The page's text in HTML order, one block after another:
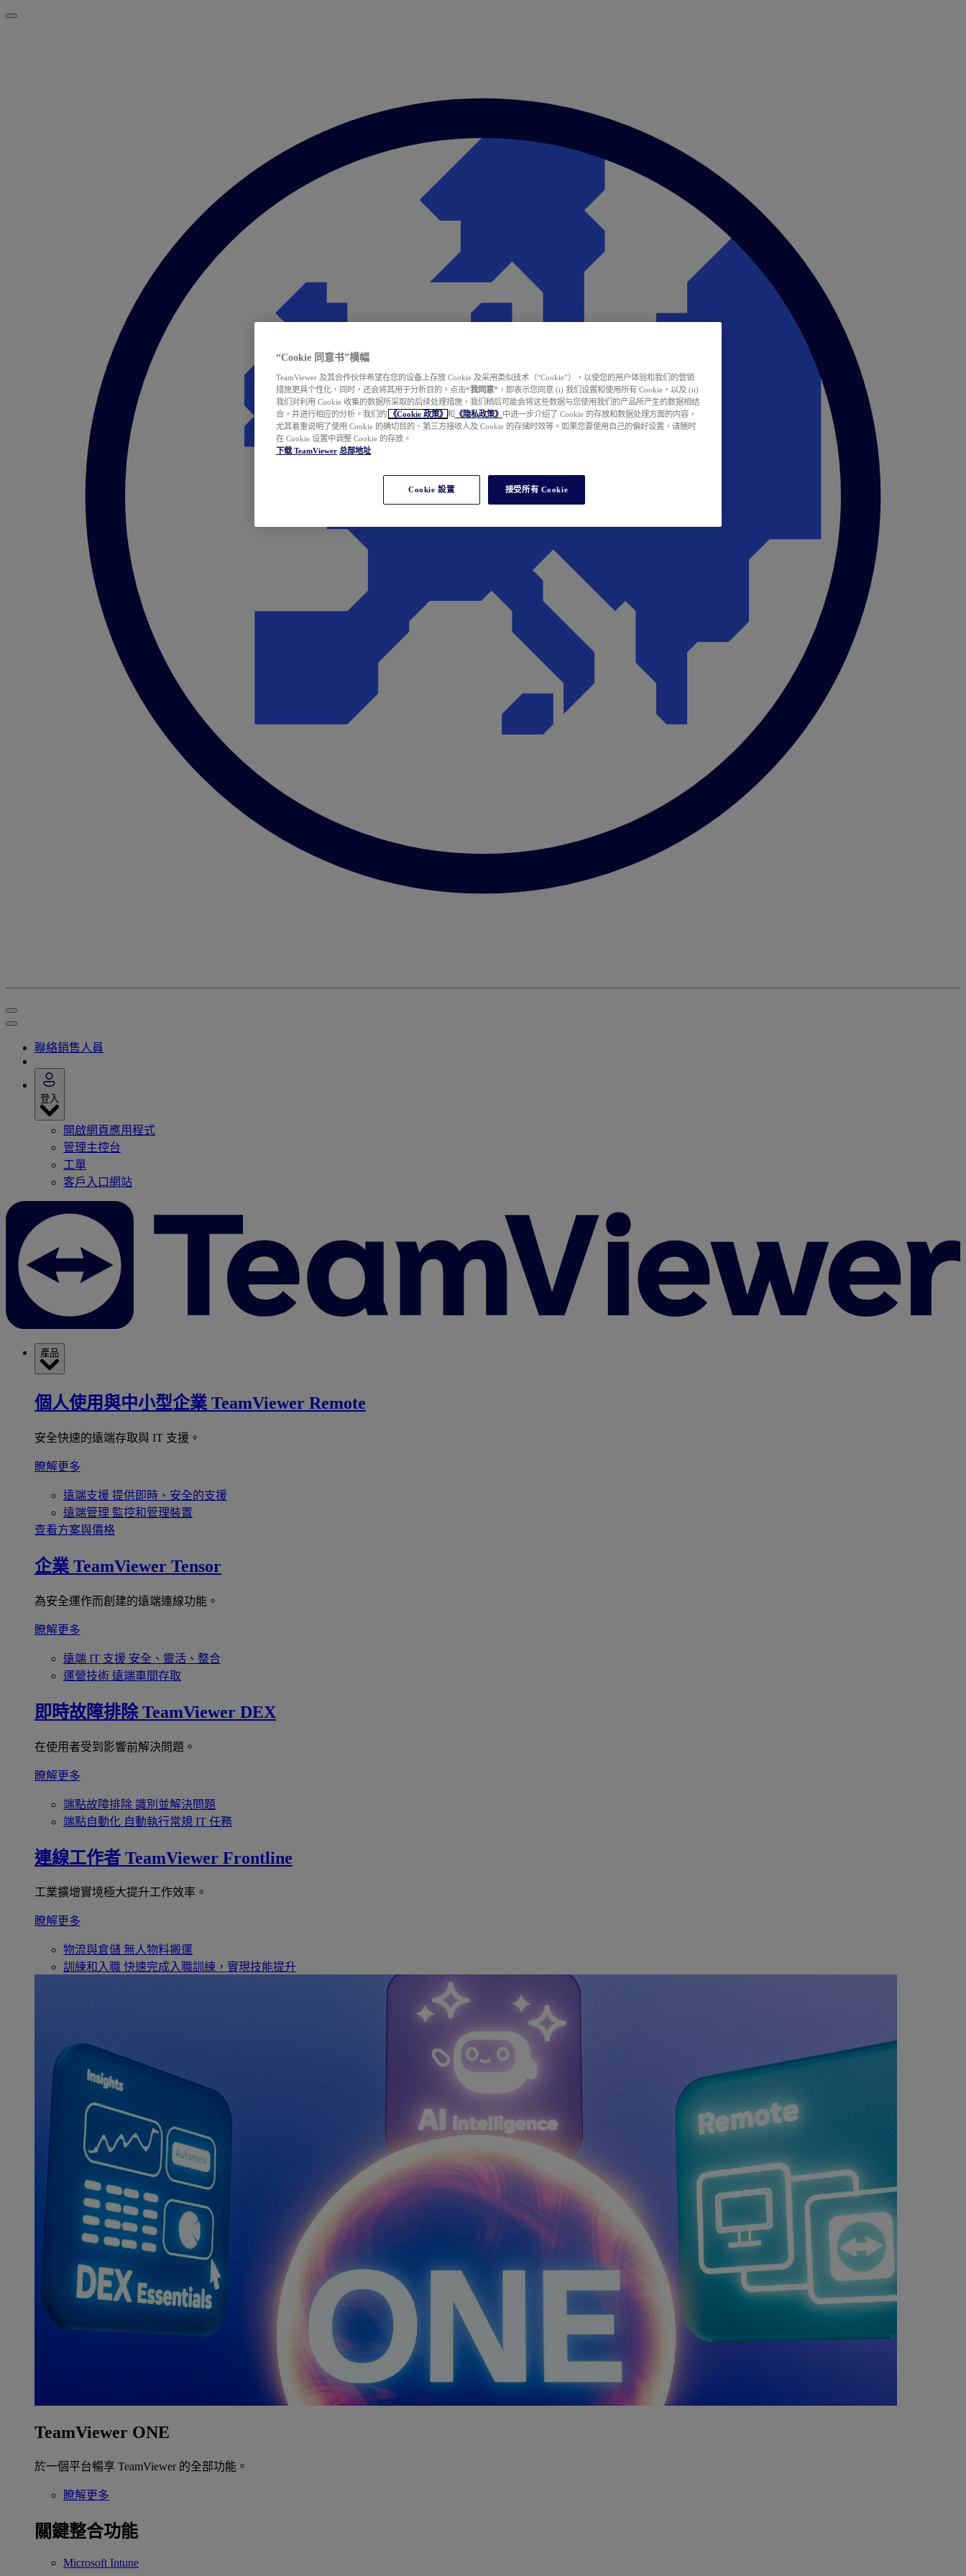
聯絡銷售人員
登入
開啟網頁應用程式
管理主控台
工單
客戶入口網站
產品
個人使用與中小型企業 TeamViewer Remote
安全快速的遠端存取與 IT 支援。
瞭解更多
遠端支援 提供即時、安全的支援
遠端管理 監控和管理裝置
查看方案與價格
企業 TeamViewer Tensor
為安全運作而創建的遠端連線功能。
瞭解更多
遠端 IT 支援 安全、靈活、整合
運營技術 遠端車間存取
即時故障排除 TeamViewer DEX
在使用者受到影響前解決問題。
瞭解更多
端點故障排除 識別並解決問題
端點自動化 自動執行常規 IT 任務
連線工作者 TeamViewer Frontline
工業擴增實境極大提升工作效率。
瞭解更多
物流與倉儲 無人物料搬運
訓練和入職 快速完成入職訓練，實現技能提升
TeamViewer ONE
於一個平台暢享 TeamViewer 的全部功能。
瞭解更多
關鍵整合功能
Microsoft Intune
“Cookie 同意书”横幅
TeamViewer 及其合作伙伴希望在您的设备上存放 Cookie 及采用类似技术（“Cookie”），以使您的用户体验和我们的营销
措施更具个性化，同时，还会将其用于分析目的。点击“我同意” ，即表示您同意 (i) 我们设置和使用所有 Cookie，以及 (ii)
我们对利用 Cookie 收集的数据所采取的后续处理措施，我们稍后可能会将这些数据与您使用我们的产品所产生的数据相结
合，并进行相应的分析。我们的
《Cookie 政策》 和 《隐私政策》 中进一步介绍了 Cookie 的存放和数据处理方面的内容，
尤其着重说明了使用 Cookie 的确切目的、第三方接收人及 Cookie 的存储时效等。如果您要使用自己的偏好设置，请随时
在 Cookie 设置中调整 Cookie 的存放。
下载 TeamViewer 总部地址
Cookie 設置 接受所有 Cookie